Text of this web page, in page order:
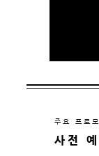
주요 프로모
사전